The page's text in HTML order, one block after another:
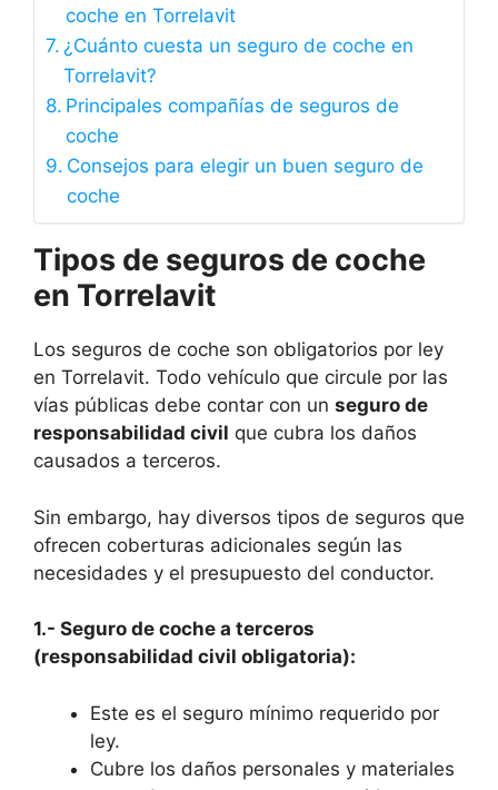
coche en Torrelavit
¿Cuánto cuesta un seguro de coche en
Torrelavit?
Principales compañías de seguros de
coche
Consejos para elegir un buen seguro de
coche
Tipos de seguros de coche
en Torrelavit
Los seguros de coche son obligatorios por ley
en Torrelavit. Todo vehículo que circule por las
vías públicas debe contar con un seguro de
responsabilidad civil que cubra los daños
causados a terceros.
Sin embargo, hay diversos tipos de seguros que
ofrecen coberturas adicionales según las
necesidades y el presupuesto del conductor.
1.- Seguro de coche a terceros
(responsabilidad civil obligatoria):
Este es el seguro mínimo requerido por
ley.
Cubre los daños personales y materiales